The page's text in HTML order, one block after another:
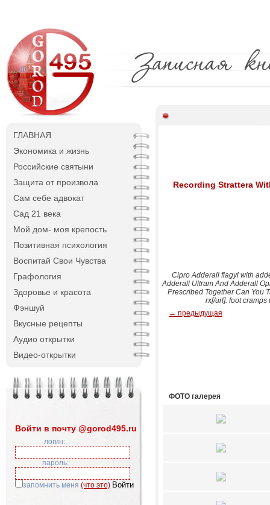
ГЛАВНАЯ
Экономика и жизнь
Российские святыни
Защита от произвола
Сам себе адвокат
Сад 21 века
Мой дом- моя крепость
Позитивная психология
Воспитай Свои Чувства
Графология
Здоровье и красота
Фэншуй
Вкусные рецепты
Аудио открытки
Видео-открытки
Войти в почту @gorod495.ru
логин:
пароль:
запомнить меня (что это)
Recording Strattera
Cipro Adderall flagyl with
Adderall Ultram And Adderall
Prescribed Together Can You
rx[/url]. foot
← предыдущая
ФОТО галерея